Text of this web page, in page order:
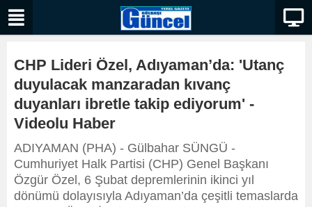
CHP Lideri Özel, Adıyaman’da: 'Utanç
duyulacak manzaradan kıvanç
duyanları ibretle takip ediyorum' -
Videolu Haber
ADIYAMAN (PHA) - Gülbahar SÜNGÜ -
Cumhuriyet Halk Partisi (CHP) Genel Başkanı
Özgür Özel, 6 Şubat depremlerinin ikinci yıl
dönümü dolayısıyla Adıyaman’da çeşitli temaslarda